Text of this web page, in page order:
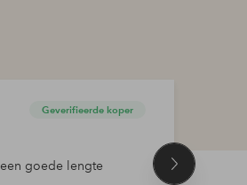
Geverifieerde koper
goede lengte
Volgend